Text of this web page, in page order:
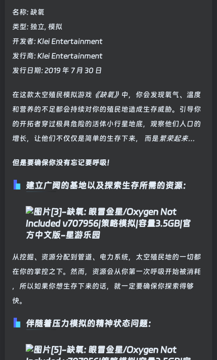
名称: 缺氧
类型: 独立, 模拟
开发者: Klei Entertainment
发行商: Klei Entertainment
发行日期: 2019 年 7 月 30 日
在这款太空殖民模拟游戏 《缺氧》 中，你会发现氧气、温度
和营养的不足都会持续对你的殖民地造成生存威胁。引导你
的开拓者穿过极具危险的活体小行星地底，观察他们人口的
增长，让他们不仅仅是简单的生存下来， 而是繁荣起来…
但是要确保你没有忘记要呼吸！
建立广阔的基地以及探索生存所需的资源：
从挖掘、资源分配到管道、电力系统，太空殖民地的一切都
在你的掌控之下。然而，资源会从你第一次呼吸开始被消耗
，所以如果你想生存下来的话，就一定要确保你探索得够
快。
伴随着压力模拟的精神状态问题：